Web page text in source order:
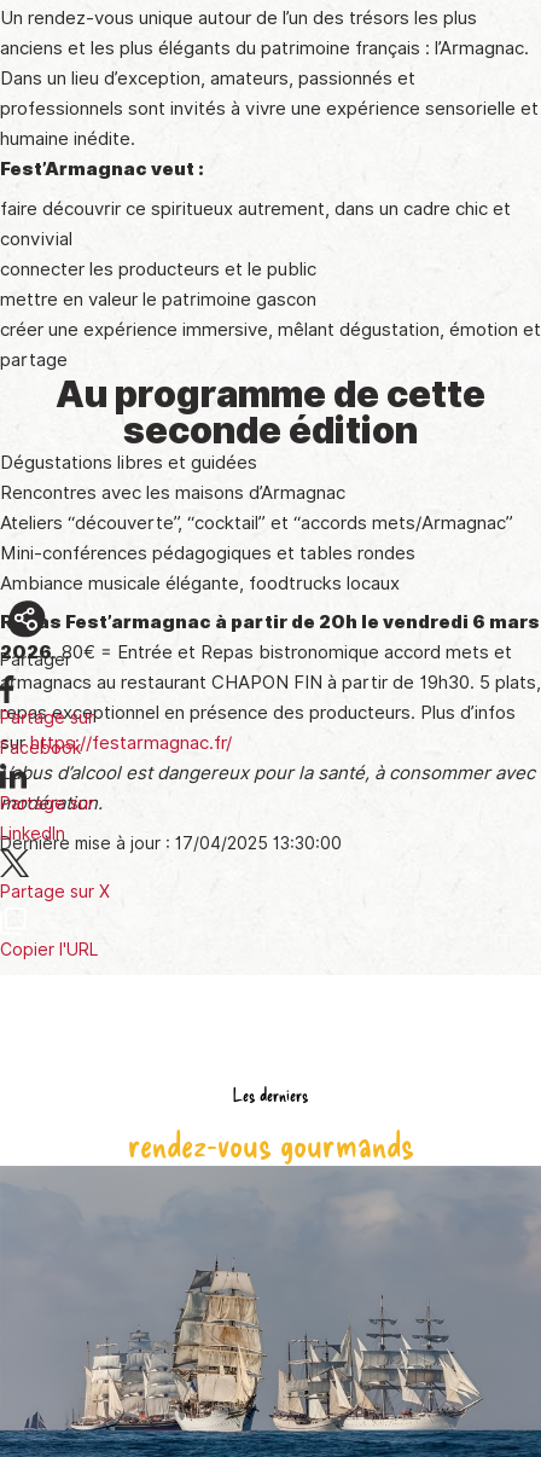
Un rendez-vous unique autour de l’un des trésors les plus
anciens et les plus élégants du patrimoine français : l’Armagnac.
Dans un lieu d’exception, amateurs, passionnés et
professionnels sont invités à vivre une expérience sensorielle et
humaine inédite.
Fest’Armagnac veut :
faire découvrir ce spiritueux autrement, dans un cadre chic et
convivial
connecter les producteurs et le public
mettre en valeur le patrimoine gascon
créer une expérience immersive, mêlant dégustation, émotion et
partage
Au programme de cette
seconde édition
Dégustations libres et guidées
Rencontres avec les maisons d’Armagnac
Ateliers “découverte”, “cocktail” et “accords mets/Armagnac”
Mini-conférences pédagogiques et tables rondes
Ambiance musicale élégante, foodtrucks locaux
Repas Fest’armagnac à partir de 20h le vendredi 6 mars
2026. 80€ = Entrée et Repas bistronomique accord mets et
armagnacs au restaurant CHAPON FIN à partir de 19h30. 5 plats,
repas exceptionnel en présence des producteurs. Plus d’infos
surhttps://festarmagnac.fr/
L’abus d’alcool est dangereux pour la santé, à consommer avec
modération.
Dernière mise à jour : 17/04/2025 13:30:00
Partager
Partage sur
Facebook
Partage sur
LinkedIn
Partage sur X
Copier l'URL
Les derniers
rendez-vous gourmands